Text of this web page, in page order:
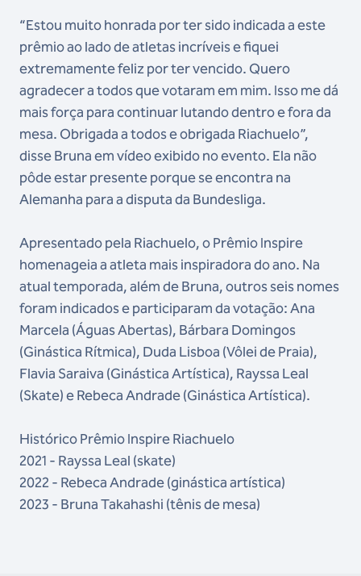
“Estou muito honrada por ter sido indicada a este
prêmio ao lado de atletas incríveis e fiquei
extremamente feliz por ter vencido. Quero
agradecer a todos que votaram em mim. Isso me dá
mais força para continuar lutando dentro e fora da
mesa. Obrigada a todos e obrigada Riachuelo”,
disse Bruna em vídeo exibido no evento. Ela não
pôde estar presente porque se encontra na
Alemanha para a disputa da Bundesliga.
Apresentado pela Riachuelo, o Prêmio Inspire
homenageia a atleta mais inspiradora do ano. Na
atual temporada, além de Bruna, outros seis nomes
foram indicados e participaram da votação: Ana
Marcela (Águas Abertas), Bárbara Domingos
(Ginástica Rítmica), Duda Lisboa (Vôlei de Praia),
Flavia Saraiva (Ginástica Artística), Rayssa Leal
(Skate) e Rebeca Andrade (Ginástica Artística).
Histórico Prêmio Inspire Riachuelo
2021 - Rayssa Leal (skate)
2022 - Rebeca Andrade (ginástica artística)
2023 - Bruna Takahashi (tênis de mesa)